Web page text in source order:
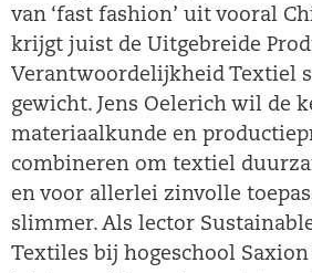
van ‘fast fashion’ uit vooral
krijgt juist de Uitgebreide
Verantwoordelijkheid Textiel
gewicht. Jens Oelerich wil de
materiaalkunde en
combineren om textiel
en voor allerlei zinvolle
slimmer. Als lector
Textiles bij hogeschool